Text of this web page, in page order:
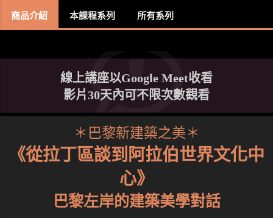
商品介紹 本課程系列 所有系列
線上講座以Google Meet收看
影片30天內可不限次數觀看
＊巴黎新建築之美＊
《從拉丁區談到阿拉伯世界文化中
心》
巴黎左岸的建築美學對話